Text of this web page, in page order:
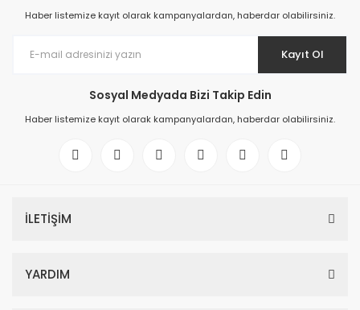
Haber listemize kayıt olarak kampanyalardan, haberdar olabilirsiniz.
Kayıt Ol
Sosyal Medyada Bizi Takip Edin
Haber listemize kayıt olarak kampanyalardan, haberdar olabilirsiniz.
İLETİŞİM
YARDIM